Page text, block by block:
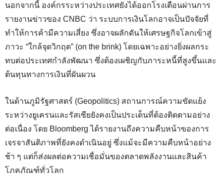
นอกจากนี้ องค์กรระหว่างประเทศยังได้ออกโรงเตือนผ่านการ
รายงานข่าวของ CNBC ว่า ระบบการเงินโลกอาจเป็นปัจจัยที่
ทำให้การค้ามีความเสี่ยง ซึ่งอาจผลักดันให้เศรษฐกิจโลกเข้าสู่
ภาวะ “ใกล้จุดวิกฤต” (on the brink) โดยเฉพาะอย่างยิ่งผลกระ
ทบต่อประเทศกำลังพัฒนา ซึ่งต้องเผชิญกับภาระหนี้ที่สูงขึ้นและ
ต้นทุนทางการเงินที่ผันผวน
ในด้านภูมิรัฐศาสตร์ (Geopolitics) สถานการณ์ความขัดแย้ง
ระหว่างยูเครนและรัสเซียยังคงเป็นประเด็นที่ต้องติดตามอย่าง
ต่อเนื่อง โดย Bloomberg ได้รายงานถึงความคืบหน้าของการ
เจรจาสันติภาพที่ยังคงดำเนินอยู่ ซึ่งแม้จะมีความคืบหน้าอย่าง
ช้า ๆ แต่ก็ส่งผลต่อความเชื่อมั่นของตลาดพลังงานและสินค้า
โภคภัณฑ์ทั่วโลก